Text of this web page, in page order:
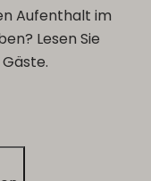
Aufenthalt im
Lesen Sie